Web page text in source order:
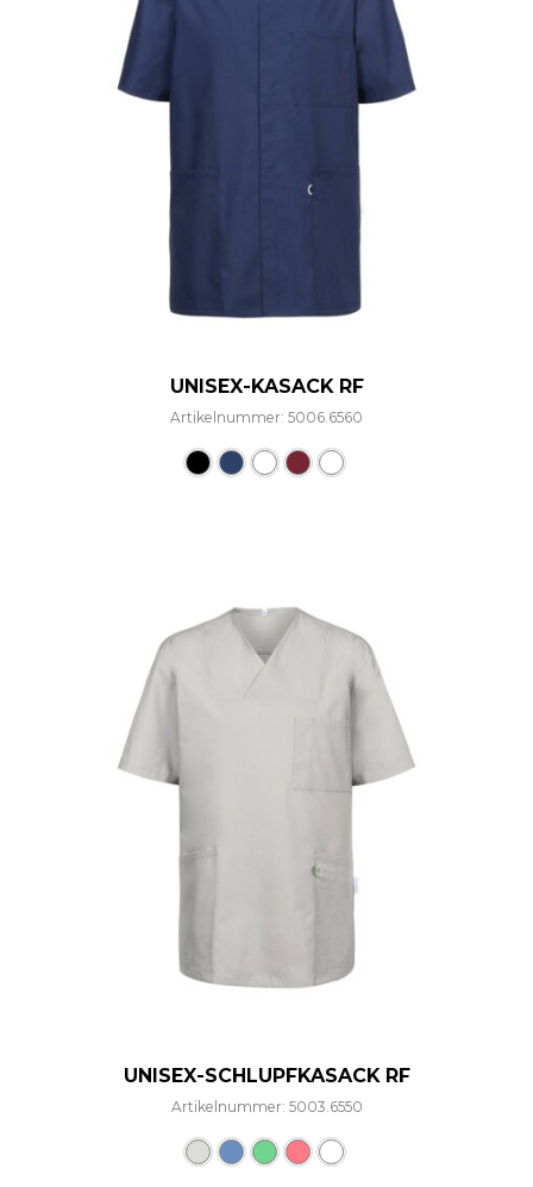
UNISEX-KASACK RF
Artikelnummer: 5006.6560
UNISEX-SCHLUPFKASACK RF
Artikelnummer: 5003.6550